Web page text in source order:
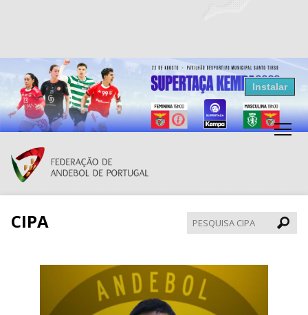
Resultados Andebol
Federação de Andebol de Portugal
Grátis - Disponivel na Play Store
Instalar
CIPA
CIPA